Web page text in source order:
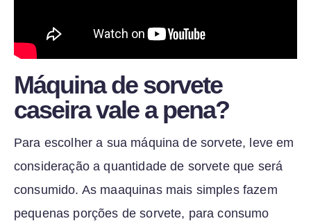
Máquina de sorvete
caseira vale a pena?
Para escolher a sua máquina de sorvete, leve em
consideração a quantidade de sorvete que será
consumido. As maaquinas mais simples fazem
pequenas porções de sorvete, para consumo